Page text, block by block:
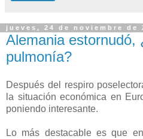
jueves, 24 de noviembre de
Alemania estornudó,
pulmonía?
Después del respiro
la situación económica en
poniendo interesante.
Lo más destacable es que